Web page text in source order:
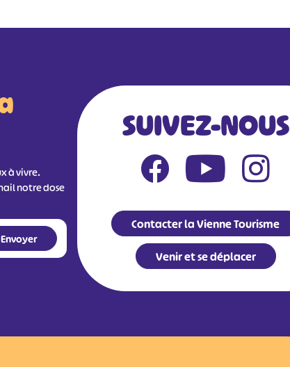
à vivre.
notre dose
SUIVEZ-NOUS
Contacter la Vienne Tourisme
Venir et se déplacer